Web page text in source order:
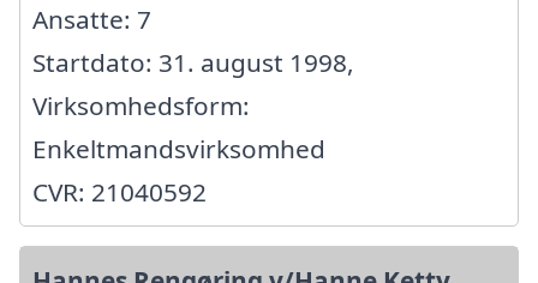
Ansatte: 7
Startdato: 31. august 1998,
Virksomhedsform:
Enkeltmandsvirksomhed
CVR: 21040592